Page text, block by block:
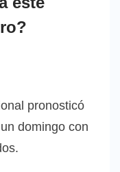
pronosticó
domingo con